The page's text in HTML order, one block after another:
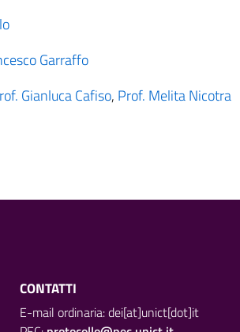
Garraffo
Gianluca Cafiso, Prof. Melita Nicotra
CONTATTI
E-mail ordinaria: dei[at]unict[dot]it